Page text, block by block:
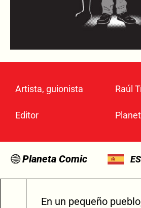
Artista, guionista Raúl
Editor
Planeta Comic
En un pequeño